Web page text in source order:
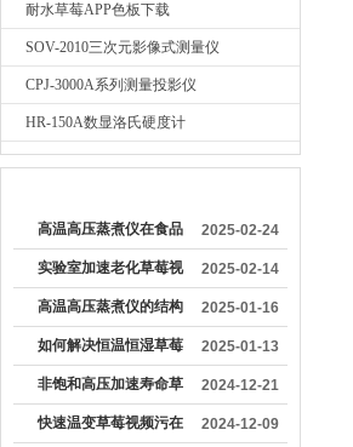
耐水草莓APP色板下载
SOV-2010三次元影像式测量仪
CPJ-3000A系列测量投影仪
HR-150A数显洛氏硬度计
高温高压蒸煮仪在食品
加工行业中具有重要作
用
2025-02-24
实验室加速老化草莓视
频污在线观看
2025-02-14
高温高压蒸煮仪的结构
特点及应用领域
2025-01-16
如何解决恒温恒湿草莓
视频污在线观看温度降
得慢
2025-01-13
非饱和高压加速寿命草
莓APP色板下载能够更
2024-12-21
快速温变草莓视频污在 2024-12-09